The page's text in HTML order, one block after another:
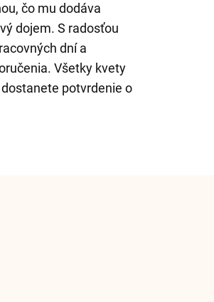
čo mu dodáva
dojem. S radosťou
dní a
Všetky kvety
potvrdenie o